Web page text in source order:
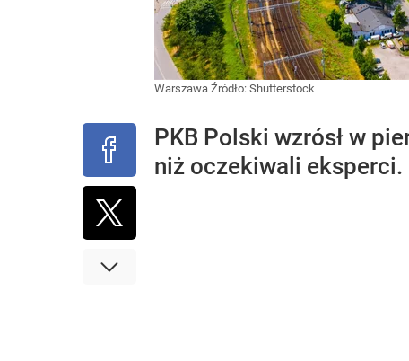
Warszawa Źródło: Shutterstock
PKB Polski wzrósł w
niż oczekiwali eksperci.